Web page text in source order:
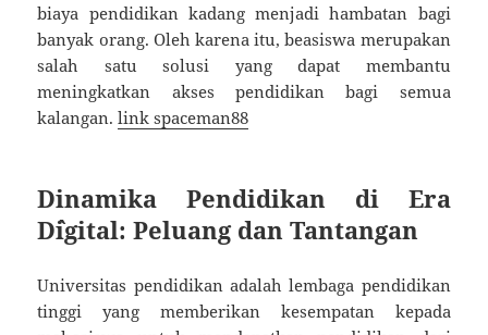
biaya pendidikan kadang menjadi hambatan bagi
banyak orang. Oleh karena itu, beasiswa merupakan
salah satu solusi yang dapat membantu
meningkatkan akses pendidikan bagi semua
kalangan.link spaceman88
Dinamika Pendidikan di Era
D`igital: Peluang dan Tantangan
Universitas pendidikan adalah lembaga pendidikan
tinggi yang memberikan kesempatan kepada